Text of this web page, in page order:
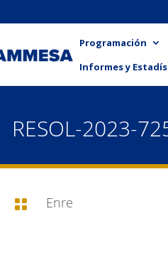
Programación
Informes y
RESOL-2023-
 Enre